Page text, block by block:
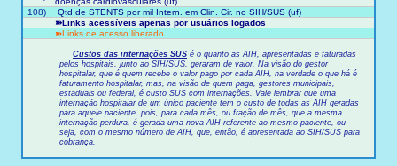
108)
Qtd de STENTS por mil Intern. em Clin. Cir. no SIH/SUS (uf)
➽Links acessíveis apenas por usuários logados
➽Links de acesso liberado
Custos das internações SUS é o quanto as AIH, apresentadas e faturadas
pelos hospitais, junto ao SIH/SUS, geraram de valor. Na visão do gestor
hospitalar, que é quem recebe o valor pago por cada AIH, na verdade o que há é
faturamento hospitalar, mas, na visão de quem paga, gestores municipais,
estaduais ou federal, é custo SUS com internações. Vale lembrar que uma
internação hospitalar de um único paciente tem o custo de todas as AIH geradas
para aquele paciente, pois, para cada mês, ou fração de mês, que a mesma
internação perdura, é gerada uma nova AIH referente ao mesmo paciente, ou
seja, com o mesmo número de AIH, que, então, é apresentada ao SIH/SUS para
cobrança.